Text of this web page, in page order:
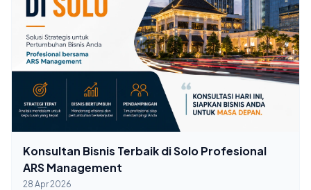
Konsultan Bisnis Terbaik di Solo Profesional
ARS Management
28 Apr 2026